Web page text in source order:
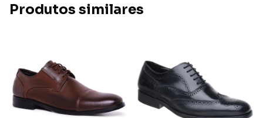
Produtos similares